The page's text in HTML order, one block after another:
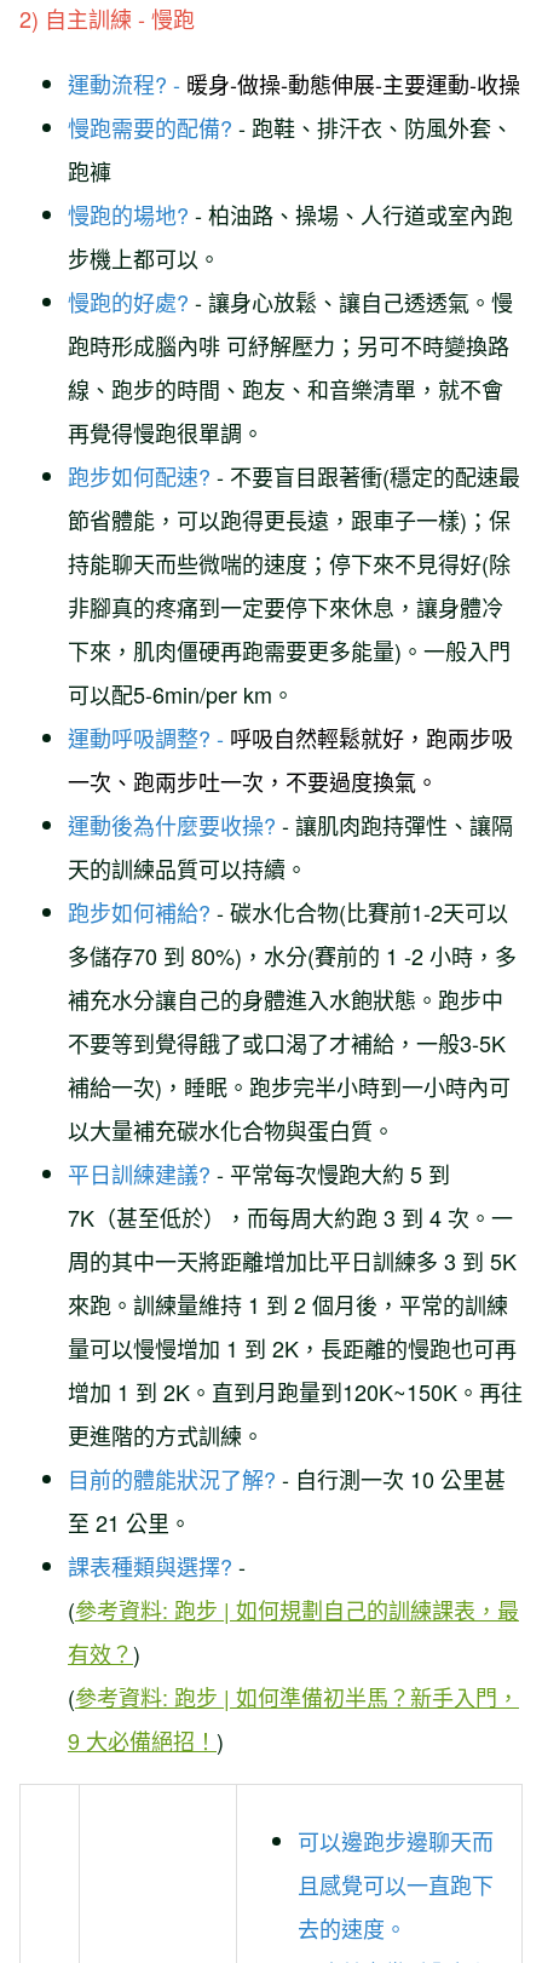
2) 自主訓練 - 慢跑
運動流程? - 暖身-做操-動態伸展-主要運動-收操
慢跑需要的配備? - 跑鞋、排汗衣、防風外套、
跑褲
慢跑的場地? - 柏油路、操場、人行道或室內跑
步機上都可以。
慢跑的好處? - 讓身心放鬆、讓自己透透氣。慢
跑時形成腦內啡 可紓解壓力；另可不時變換路
線、跑步的時間、跑友、和音樂清單，就不會
再覺得慢跑很單調。
跑步如何配速? - 不要盲目跟著衝(穩定的配速最
節省體能，可以跑得更長遠，跟車子一樣)；保
持能聊天而些微喘的速度；停下來不見得好(除
非腳真的疼痛到一定要停下來休息，讓身體冷
下來，肌肉僵硬再跑需要更多能量)。一般入門
可以配5-6min/per km。
運動呼吸調整? - 呼吸自然輕鬆就好，跑兩步吸
一次、跑兩步吐一次，不要過度換氣。
運動後為什麼要收操? - 讓肌肉跑持彈性、讓隔
天的訓練品質可以持續。
跑步如何補給? - 碳水化合物(比賽前1-2天可以
多儲存70 到 80%)，水分(賽前的 1 -2 小時，多
補充水分讓自己的身體進入水飽狀態。跑步中
不要等到覺得餓了或口渴了才補給，一般3-5K
補給一次)，睡眠。跑步完半小時到一小時內可
以大量補充碳水化合物與蛋白質。
平日訓練建議? - 平常每次慢跑大約 5 到
7K（甚至低於），而每周大約跑 3 到 4 次。一
周的其中一天將距離增加比平日訓練多 3 到 5K
來跑。訓練量維持 1 到 2 個月後，平常的訓練
量可以慢慢增加 1 到 2K，長距離的慢跑也可再
增加 1 到 2K。直到月跑量到120K~150K。再往
更進階的方式訓練。
目前的體能狀況了解? - 自行測一次 10 公里甚
至 21 公里。
課表種類與選擇? -
(參考資料: 跑步 | 如何規劃自己的訓練課表，最
有效？)
(參考資料: 跑步 | 如何準備初半馬？新手入門，
9 大必備絕招！ )
可以邊跑步邊聊天而
且感覺可以一直跑下
去的速度。